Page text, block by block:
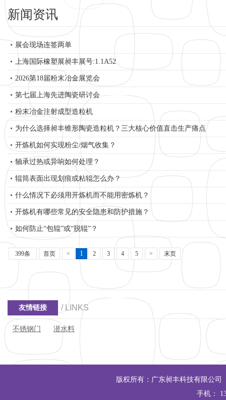
新闻资讯
展会现场连签两单
上海国际橡塑展昶丰展号:1.1A52
2026第18届粉末冶金展览会
第七届上海先进陶瓷研讨会
粉末冶金注射成型造粒机
为什么选择昶丰锥形陶瓷造粒机？三大核心价值直击生产痛点
开炼机如何实现粉尘/烟气收集？
轴承过热或异响如何处理？
辊筒表面出现划痕或粘辊怎么办？
什么情况下必须用开炼机而不能用密炼机？
开炼机有哪些常见的安全隐患和防护措施？
如何防止“包辊”或“脱辊”？
399条 首页 < 1 2 3 4 5 > 末页
友情链接 / LINKS
不锈钢门 潜水料
版权所有：广东昶丰科技有限公
手机：